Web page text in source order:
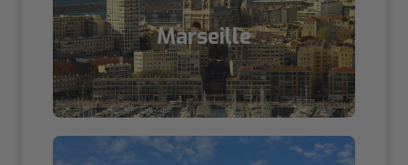
Marseille